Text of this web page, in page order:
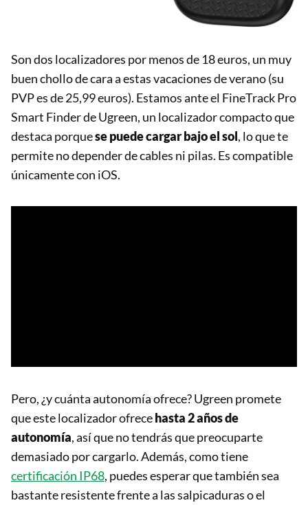
Son dos localizadores por menos de 18 euros, un muy
buen chollo de cara a estas vacaciones de verano (su
PVP es de 25,99 euros). Estamos ante el FineTrack Pro
Smart Finder de Ugreen, un localizador compacto que
destaca porquese puede cargar bajo el sol, lo que te
permite no depender de cables ni pilas. Es compatible
únicamente con iOS.
Pero, ¿y cuánta autonomía ofrece? Ugreen promete
que este localizador ofrecehasta 2 años de
autonomía, así que no tendrás que preocuparte
demasiado por cargarlo. Además, como tiene
certificación IP68, puedes esperar que también sea
bastante resistente frente a las salpicaduras o el